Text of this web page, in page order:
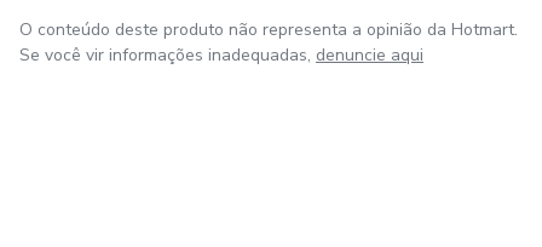
O conteúdo deste produto não representa a opinião da Hotmart.
Se você vir informações inadequadas, denuncie aqui